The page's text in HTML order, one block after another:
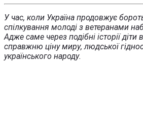
У час, коли Україна продовжує
спілкування молоді з ветеранами
Адже саме через подібні історії діти
справжню ціну миру, людської
українського народу.